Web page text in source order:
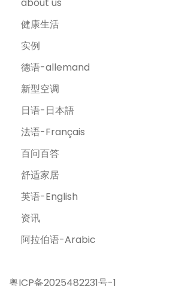
健康生活
实例
德语-allemand
新型空调
日语-日本語
法语-Français
百问百答
舒适家居
英语-English
资讯
阿拉伯语-Arabic
粤ICP备2025482231号-1